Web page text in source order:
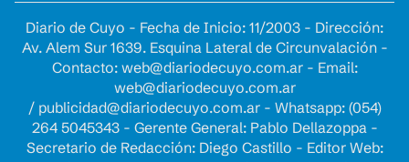
Diario de Cuyo - Fecha de Inicio: 11/2003 - Dirección:
Av. Alem Sur 1639. Esquina Lateral de Circunvalación -
Contacto: web@diariodecuyo.com.ar- Email:
web@diariodecuyo.com.ar
/ publicidad@diariodecuyo.com.ar- Whatsapp: (054)
264 5045343 - Gerente General: Pablo Dellazoppa -
Secretario de Redacción: Diego Castillo - Editor Web: